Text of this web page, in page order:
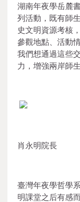
湖南年夜學岳麓
列活動，既有師
史文明資源考核
參觀地點、活動
我們想通過這些
力，增強兩岸師
肖永明院長
臺灣年夜學哲學
明課堂之后有感